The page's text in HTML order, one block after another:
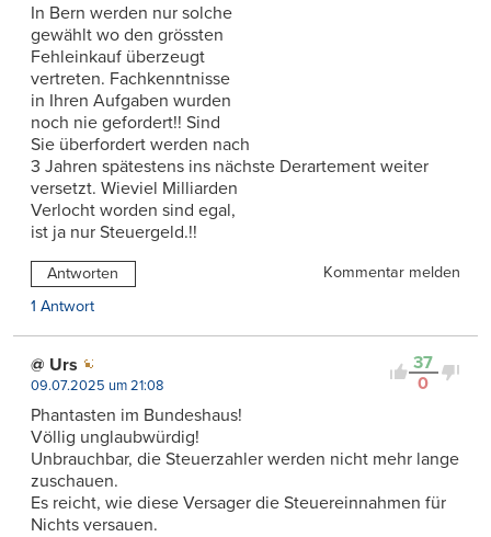
In Bern werden nur solche
gewählt wo den grössten
Fehleinkauf überzeugt
vertreten. Fachkenntnisse
in Ihren Aufgaben wurden
noch nie gefordert!! Sind
Sie überfordert werden nach
3 Jahren spätestens ins nächste Derartement weiter
versetzt. Wieviel Milliarden
Verlocht worden sind egal,
ist ja nur Steuergeld.!!
Antworten
Kommentar melden
1 Antwort
37
0
@ Urs
09.07.2025 um 21:08
Phantasten im Bundeshaus!
Völlig unglaubwürdig!
Unbrauchbar, die Steuerzahler werden nicht mehr lange
zuschauen.
Es reicht, wie diese Versager die Steuereinnahmen für
Nichts versauen.